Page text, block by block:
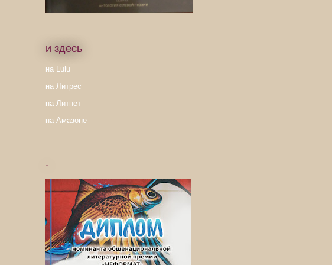
и здесь
на Lulu
на Литрес
на Литнет
на Амазоне
.